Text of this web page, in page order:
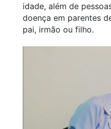
idade, além de
doença em parentes
pai, irmão ou filho.